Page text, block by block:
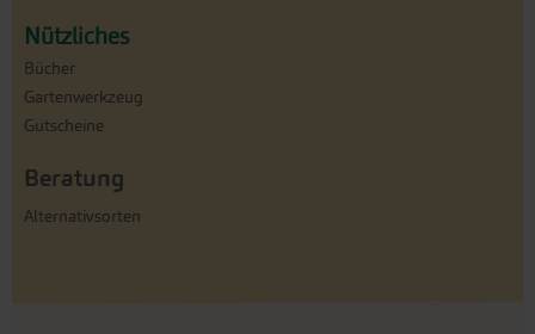
Nützliches
Bücher
Gartenwerkzeug
Gutscheine
Beratung
Alternativsorten